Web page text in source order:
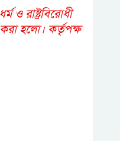
ও রাষ্ট্রবিরোধী
হলো। কর্তৃপক্ষ